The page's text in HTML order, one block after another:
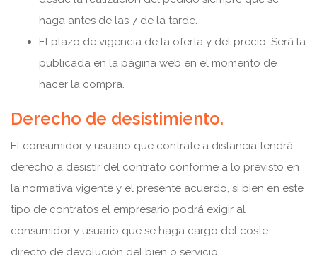
haga antes de las 7 de la tarde.
El plazo de vigencia de la oferta y del precio: Será la
publicada en la página web en el momento de
hacer la compra.
Derecho de desistimiento.
El consumidor y usuario que contrate a distancia tendrá
derecho a desistir del contrato conforme a lo previsto en
la normativa vigente y el presente acuerdo, si bien en este
tipo de contratos el empresario podrá exigir al
consumidor y usuario que se haga cargo del coste
directo de devolución del bien o servicio.